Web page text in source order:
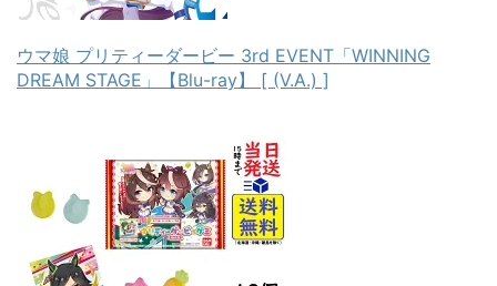
ウマ娘 プリティーダービー 3rd EVENT「WINNING
DREAM STAGE」【Blu-ray】 [ (V.A.) ]